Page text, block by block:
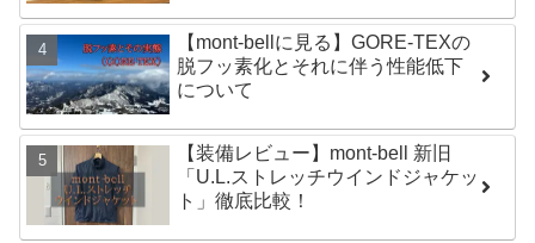
【mont-bellに見る】GORE-TEXの
脱フッ素化とそれに伴う性能低下
について
【装備レビュー】mont-bell 新旧
「U.L.ストレッチウインドジャケッ
ト」徹底比較！